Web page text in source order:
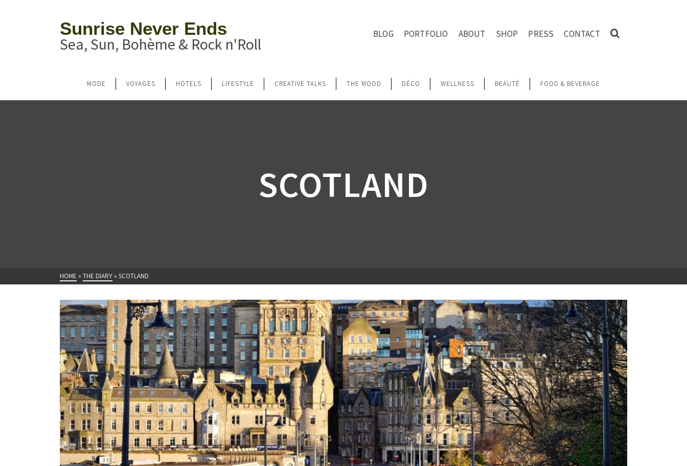
Sunrise Never Ends
Sea, Sun, Bohème & Rock n'Roll
BLOG PORTFOLIO ABOUT SHOP PRESS CONTACT
MODE VOYAGES HOTELS LIFESTYLE CREATIVE TALKS THE MOOD DÉCO WELLNESS BEAUTÉ FOOD & BEVERAGE
SCOTLAND
HOME » THE DIARY » SCOTLAND